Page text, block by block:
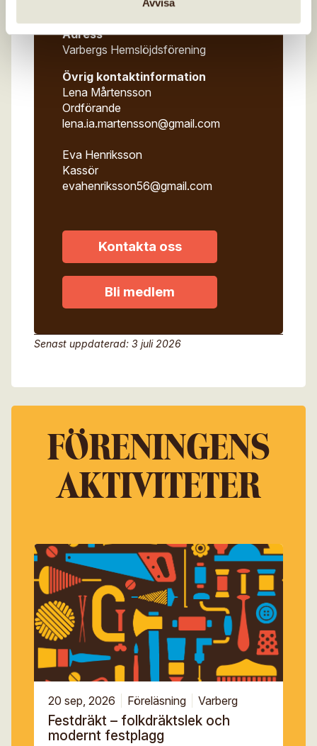
Hallands hemslöjdsförbund
Adress
Varbergs Hemslöjdsförening
Övrig kontaktinformation
Lena Mårtensson
Ordförande
lena.ia.martensson@gmail.com
Eva Henriksson
Kassör
evahenriksson56@gmail.com
Kontakta oss
Bli medlem
Senast uppdaterad: 3 juli 2026
FÖRENINGENS
AKTIVITETER
20 sep, 2026 Föreläsning Varberg
Festdräkt – folkdräktslek och
modernt festplagg